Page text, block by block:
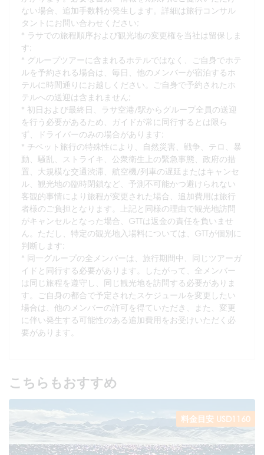
ない場合、追加手数料が発生します。詳細は旅行コンサル
タントにお問い合わせください;
* ラサでの旅程順序および観光地の変更権を当社は留保しま
す;
* グループツアーに含まれるホテルではなく、ご自身でホテ
ルを予約される場合は、毎日、他のメンバーが宿泊するホ
テルに時間通りにお越しください。ご自身で予約されたホ
テルへの送迎は含まれません;
* 初日および最終日、ラサ空港/駅からグループ全員の送迎
を行う必要があるため、ガイドが常に同行するとは限ら
ず、ドライバーのみの場合があります;
* チベット旅行の特殊性により、自然災害、戦争、テロ、暴
動、騒乱、ストライキ、公衆衛生上の緊急事態、政府の措
置、大規模な交通渋滞、航空機/列車の遅延またはキャンセ
ル、観光地の臨時閉鎖など、予測不可能かつ避けられない
客観的事情により旅程が変更された場合、追加費用は旅行
者様のご負担となります。上記と同様の理由で観光地訪問
がキャンセルとなった場合、GTTは返金の責任を負いませ
ん。ただし、特定の観光地入場料については、GTTが個別に
判断します;
* 同一グループの全メンバーは、旅行期間中、同じツアーガ
イドと同行する必要があります。したがって、全メンバー
は同じ旅程を遵守し、同じ観光地を訪問する必要がありま
す。ご自身の都合で予定されたスケジュールを変更したい
場合は、他のメンバーの許可を得ていただき、また、変更
に伴い発生する可能性のある追加費用をお受けいただく必
要があります。
こちらもおすすめ
料金目安 USD1160